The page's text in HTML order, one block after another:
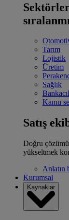
Tarım
Lojistik
Üretim
Sağlık
Kamu
Satış
Doğru çözümü
yükseltmek
Anlatın
Kurumsal
Kaynaklar